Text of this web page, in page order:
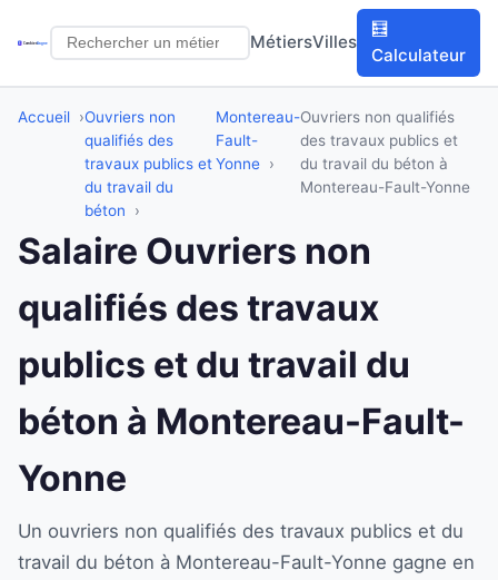
MétiersVilles
🧮
Calculateur
Accueil
Ouvriers non
qualifiés des
travaux publics et
du travail du
béton
Montereau-
Fault-
Yonne
Ouvriers non qualifiés
des travaux publics et
du travail du béton à
Montereau-Fault-Yonne
Salaire Ouvriers non
qualifiés des travaux
publics et du travail du
béton à Montereau-Fault-
Yonne
Un ouvriers non qualifiés des travaux publics et du
travail du béton à Montereau-Fault-Yonne gagne en